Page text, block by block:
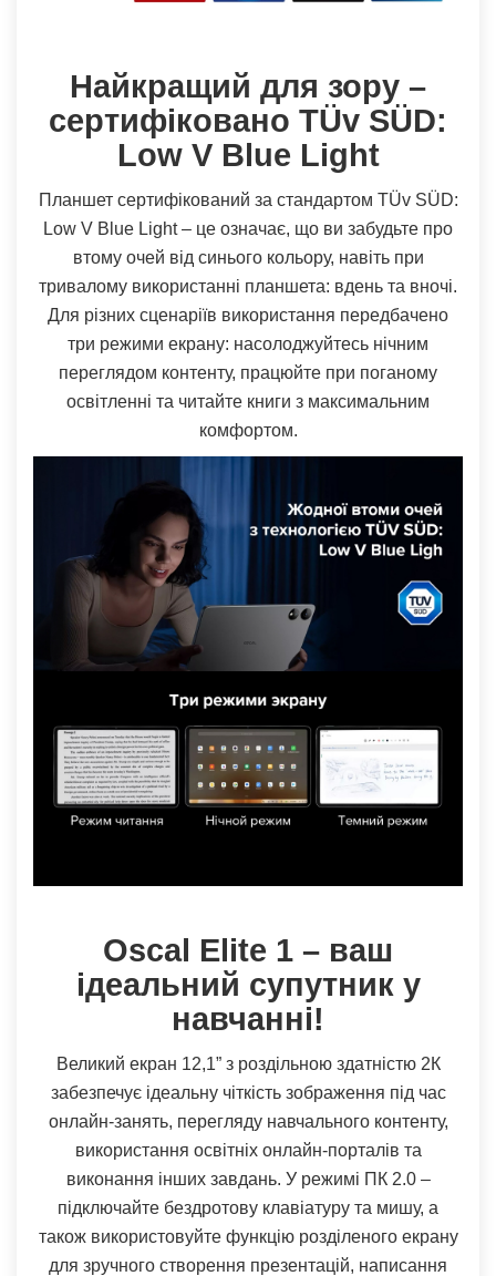
Найкращий для зору –
сертифіковано TÜv SÜD:
Low V Blue Light
Планшет сертифікований за стандартом TÜv SÜD:
Low V Blue Light – це означає, що ви забудьте про
втому очей від синього кольору, навіть при
тривалому використанні планшета: вдень та вночі.
Для різних сценаріїв використання передбачено
три режими екрану: насолоджуйтесь нічним
переглядом контенту, працюйте при поганому
освітленні та читайте книги з максимальним
комфортом.
Oscal Elite 1 – ваш
ідеальний супутник у
навчанні!
Великий екран 12,1” з роздільною здатністю 2К
забезпечує ідеальну чіткість зображення під час
онлайн-занять, перегляду навчального контенту,
використання освітніх онлайн-порталів та
виконання інших завдань. У режимі ПК 2.0 –
підключайте бездротову клавіатуру та мишу, а
також використовуйте функцію розділеного екрану
для зручного створення презентацій, написання